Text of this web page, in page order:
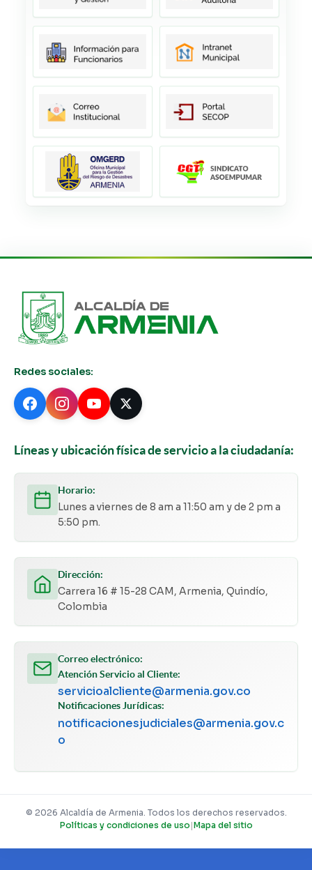
Redes sociales:
Líneas y ubicación física de servicio a la ciudadanía:
Horario:
Lunes a viernes de 8 am a 11:50 am y de 2 pm a
5:50 pm.
Dirección:
Carrera 16 # 15-28 CAM, Armenia, Quindío,
Colombia
Correo electrónico:
Atención Servicio al Cliente:
servicioalcliente@armenia.gov.co
Notificaciones Jurídicas:
notificacionesjudiciales@armenia.gov.c
o
© 2026 Alcaldía de Armenia. Todos los derechos reservados.
Políticas y condiciones de uso |Mapa del sitio